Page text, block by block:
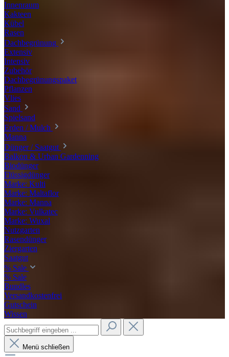
Innenraum
Kakteen
Kübel
Rasen
Dachbegrünung
Extensiv
Intensiv
Zubehör
Dachbegrünungspaket
Pflanzen
Vlies
Sand
Spielsand
Erden / Mulch
Manna
Dünger / Saatgut
Balkon & Urban Gardenning
Biodünger
Flüssigdünger
Marke: Kulti
Marke: Maltaflor
Marke: Manna
Marke: Vulkatec
Marke: Wuxal
Nutzgarten
Rasendünger
Ziergarten
Saatgut
% Sale
% Sale
Bundles
Versandkostenfrei
Gutschein
Wissen
Menü schließen